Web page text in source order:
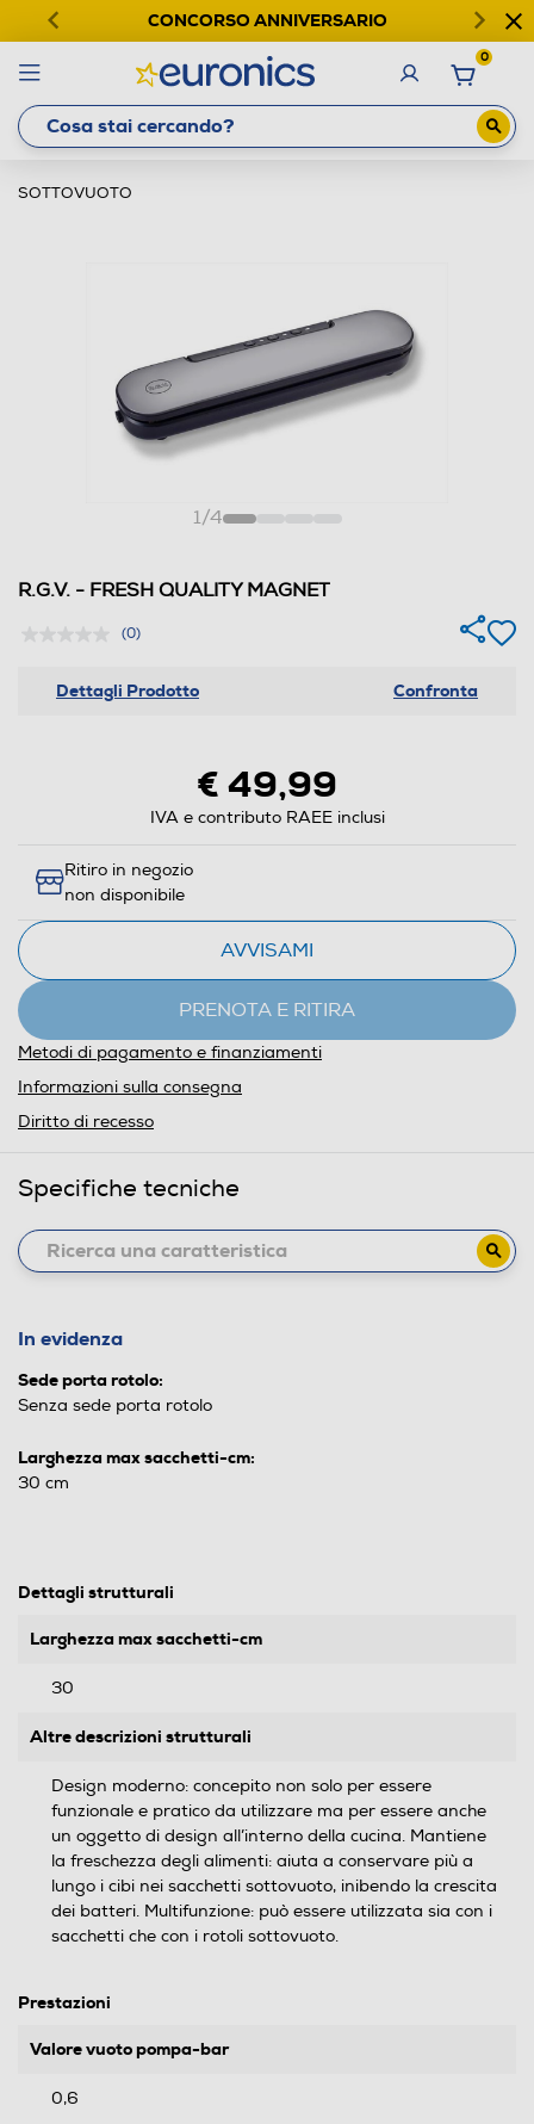
CONCORSO ANNIVERSARIO
0
SOTTOVUOTO
1/4
R.G.V. - FRESH QUALITY MAGNET
(0)
Dettagli Prodotto Confronta
€ 49,99
IVA e contributo RAEE inclusi
Ritiro in negozio
non disponibile
AVVISAMI
PRENOTA E RITIRA
Metodi di pagamento e finanziamenti
Informazioni sulla consegna
Diritto di recesso
Specifiche tecniche
In evidenza
Sede porta rotolo:
Senza sede porta rotolo
Larghezza max sacchetti-cm:
30 cm
Dettagli strutturali
Larghezza max sacchetti-cm
30
Altre descrizioni strutturali
Design moderno: concepito non solo per essere
funzionale e pratico da utilizzare ma per essere anche
un oggetto di design all’interno della cucina. Mantiene
la freschezza degli alimenti: aiuta a conservare più a
lungo i cibi nei sacchetti sottovuoto, inibendo la crescita
dei batteri. Multifunzione: può essere utilizzata sia con i
sacchetti che con i rotoli sottovuoto.
Prestazioni
Valore vuoto pompa-bar
0,6